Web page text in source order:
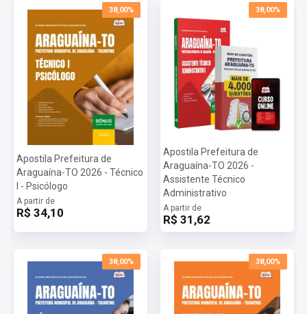
365 dias
*O prazo de acesso começa a contar a partir da data de confirmação de
pagamento.
38,00%
Apostila Prefeitura de
Araguaína-TO 2026 - Técnico
I - Psicólogo
A partir de
R$ 34,10
38,00%
Apostila Prefeitura de
Araguaína-TO 2026 -
Assistente Técnico
Administrativo
A partir de
R$ 31,62
38,00% 38,00%